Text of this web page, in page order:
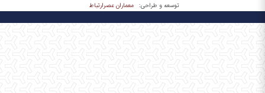
توسعه و طراحی: معماران عصر‌ارتباط